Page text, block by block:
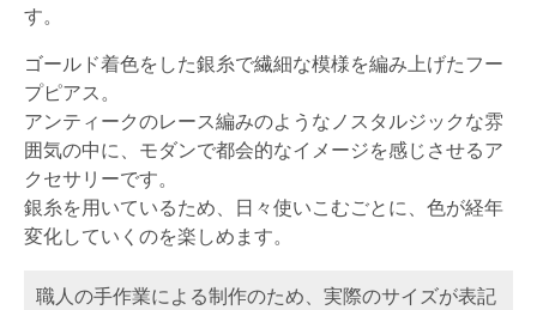
す。
ゴールド着色をした銀糸で繊細な模様を編み上げたフー
プピアス。
アンティークのレース編みのようなノスタルジックな雰
囲気の中に、モダンで都会的なイメージを感じさせるア
クセサリーです。
銀糸を用いているため、日々使いこむごとに、色が経年
変化していくのを楽しめます。
職人の手作業による制作のため、実際のサイズが表記